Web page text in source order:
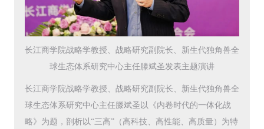
长江商学院战略学教授、战略研究副院长、新生代独角兽全
球生态体系研究中心主任滕斌圣发表主题演讲
长江商学院战略学教授、战略研究副院长、新生代独角兽全
球生态体系研究中心主任滕斌圣以《内卷时代的一体化战
略》为题，剖析以“三高”（高科技、高性能、高质量）为特